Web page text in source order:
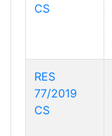
CS
RES
77/2019
CS